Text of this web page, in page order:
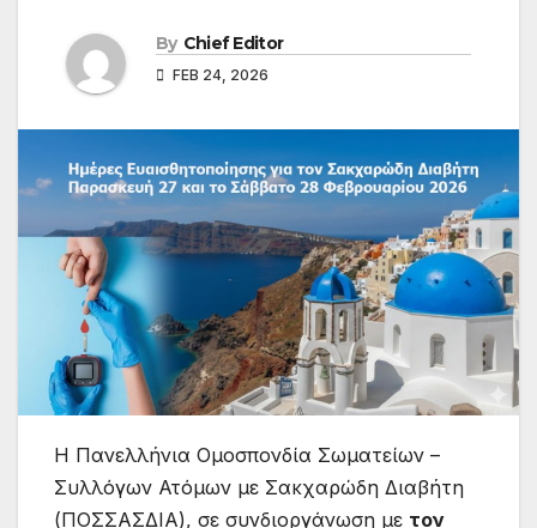
By Chief Editor
FEB 24, 2026
Η Πανελλήνια Ομοσπονδία Σωματείων –
Συλλόγων Ατόμων με Σακχαρώδη Διαβήτη
(ΠΟΣΣΑΣΔΙΑ), σε συνδιοργάνωση με τον